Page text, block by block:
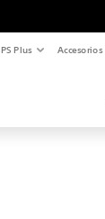
PS Plus Accesorios